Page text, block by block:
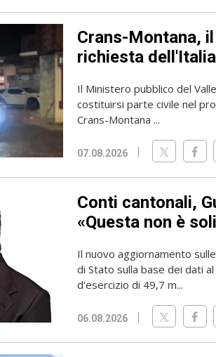
Crans-Montana,
richiesta
Il Ministero pubblico del
costituirsi parte civile nel
Crans-Montana ...
07.08.2026
Conti cantonali,
«Questa non è
Il nuovo aggiornamento
di Stato sulla base dei dati
d’esercizio di 49,7 m...
06.08.2026